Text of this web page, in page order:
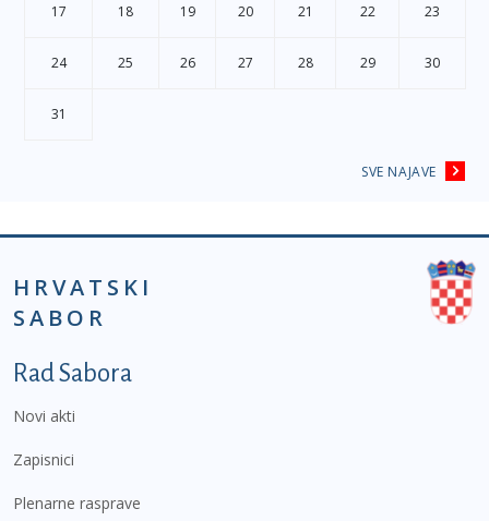
17 18 19 20 21 22 23
24 25 26 27 28 29 30
31
SVE NAJAVE
HRVATSKI
SABOR
Podnožje prvi izbornik
Rad Sabora
Novi akti
Zapisnici
Plenarne rasprave